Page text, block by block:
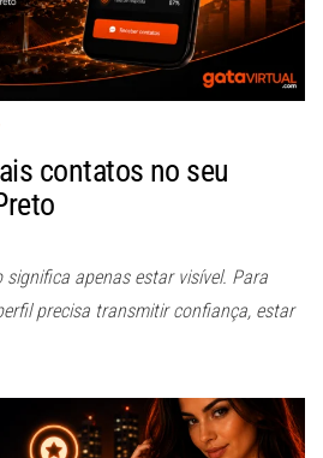
contatos no seu
significa apenas estar visível. Para
precisa transmitir confiança, estar